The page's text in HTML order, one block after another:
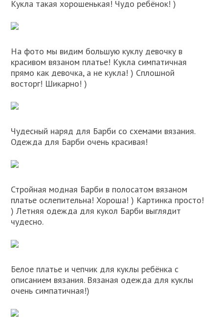
Кукла такая хорошенькая! Чудо ребёнок! )
На фото мы видим большую куклу девочку в
красивом вязаном платье! Кукла симпатичная
прямо как девочка, а не кукла! ) Сплошной
восторг! Шикарно! )
Чудесный наряд для Барби со схемами вязания.
Одежда для Барби очень красивая!
Стройная модная Барби в полосатом вязаном
платье ослепительна! Хороша! ) Картинка просто!
) Летняя одежда для кукол Барби выглядит
чудесно.
Белое платье и чепчик для куклы ребёнка с
описанием вязания. Вязаная одежда для куклы
очень симпатичная!)